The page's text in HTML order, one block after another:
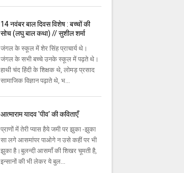
14 नवंबर बाल दिवस विशेष : बच्चों की
सोच (लघु बाल कथा) // सुशील शर्मा
जंगल के स्कूल में शेर सिंह प्राचार्य थे।
जंगल के सभी बच्चे उनके स्कूल में पढ़ते थे।
हाथी चंद हिंदी के शिक्षक थे, लोमड़ प्रसाद
सामाजिक विज्ञान पढ़ाते थे, भ...
आत्माराम यादव 'पीव' की कविताएँ
प्राणों में तेरी प्यास हैये जमी पर झुका -झुका
सा लगे आसमांपर पाओगे न उसे कहीं पर भी
झुका है।बुलन्दी आसमाँ की शिखर चूमती है,
इन्सानों की भी लेकर ये बुल...